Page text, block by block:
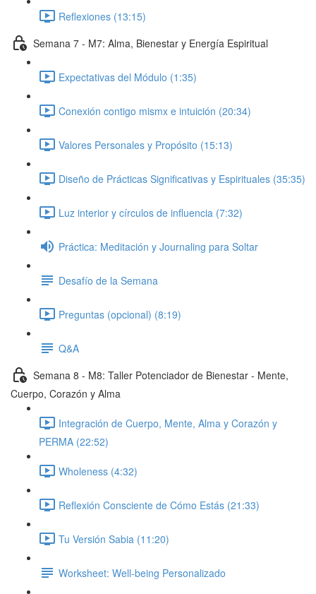
Reflexiones (13:15)
Semana 7 - M7: Alma, Bienestar y Energía Espiritual
Expectativas del Módulo (1:35)
Conexión contigo mismx e intuición (20:34)
Valores Personales y Propósito (15:13)
Diseño de Prácticas Significativas y Espirituales (35:35)
Luz interior y círculos de influencia (7:32)
Práctica: Meditación y Journaling para Soltar
Desafío de la Semana
Preguntas (opcional) (8:19)
Q&A
Semana 8 - M8: Taller Potenciador de Bienestar - Mente,
Cuerpo, Corazón y Alma
Integración de Cuerpo, Mente, Alma y Corazón y
PERMA (22:52)
Wholeness (4:32)
Reflexión Consciente de Cómo Estás (21:33)
Tu Versión Sabia (11:20)
Worksheet: Well-being Personalizado